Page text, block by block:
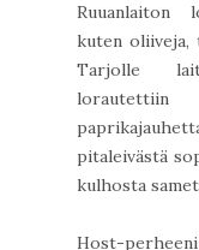
Ruuanlaiton
kuten oliiveja,
Tarjolle
pitaleivästä
kulhosta
Host-